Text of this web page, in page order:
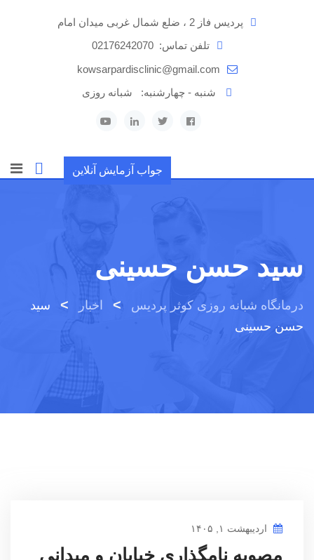
پردیس فاز 2 ، ضلع شمال غربی میدان امام
تلفن تماس:02176242070
kowsarpardisclinic@gmail.com
شنبه - چهارشنبه:
شبانه روزی
جواب آزمایش آنلاین
سید حسن حسینی
درمانگاه شبانه روزی کوثر پردیس > اخبار >
سید
حسن حسینی
اردیبهشت ۱, ۱۴۰۵
مصوبه نامگذاری خیابان و میدانی